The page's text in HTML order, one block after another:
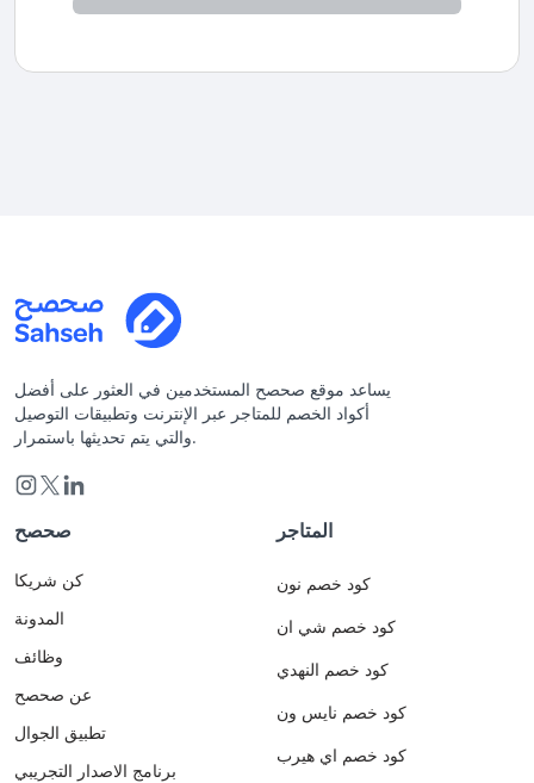
يساعد موقع صحصح المستخدمين في العثور على أفضل
أكواد الخصم للمتاجر عبر الإنترنت وتطبيقات التوصيل
والتي يتم تحديثها باستمرار.
صحصح
كن شريكا
المدونة
وظائف
عن صحصح
تطبيق الجوال
برنامج الاصدار التجريبي
المتاجر
كود خصم نون
كود خصم شي ان
كود خصم النهدي
كود خصم نايس ون
كود خصم اي هيرب